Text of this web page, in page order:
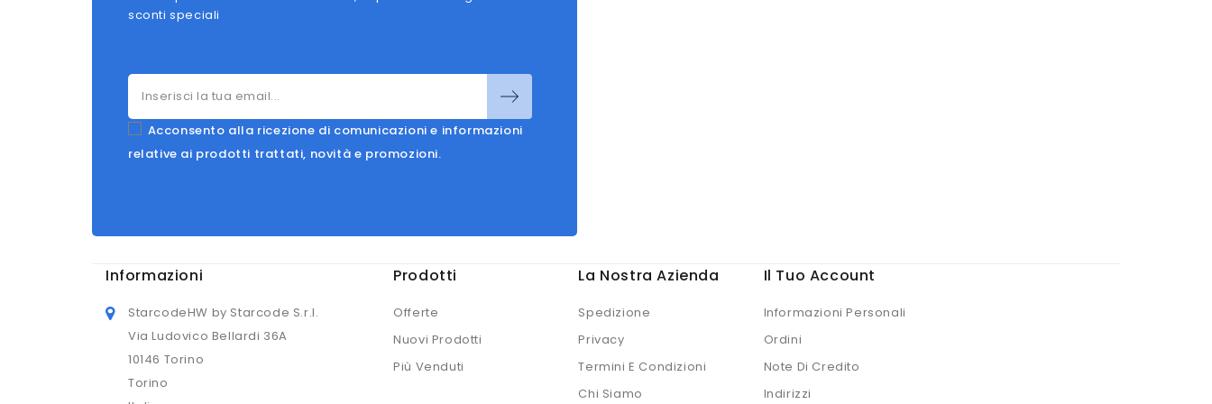
sconti speciali
Acconsento alla ricezione di comunicazioni e informazioni
relative ai prodotti trattati, novità e promozioni.
Informazioni
StarcodeHW by Starcode S.r.l.
Via Ludovico Bellardi 36A
10146 Torino
Torino
Prodotti
Offerte
Nuovi Prodotti
Più Venduti
La Nostra Azienda
Spedizione
Privacy
Termini E Condizioni
Chi Siamo
Il Tuo Account
Informazioni Personali
Ordini
Note Di Credito
Indirizzi